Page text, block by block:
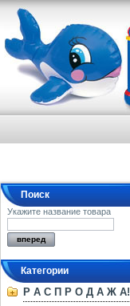
Поиск
Укажите название товара
Категории
Р А С П Р О Д А Ж А!